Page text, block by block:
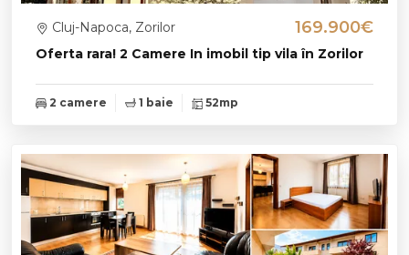
Oferta rara! 2 Camere In imobil tip vila în Zorilor
Cluj-Napoca, Zorilor 169.900€
2 camere 1 baie 52mp